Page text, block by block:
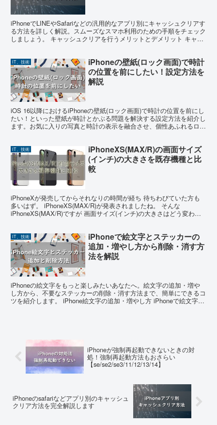
iPhoneでLINEやSafariなどの汎用的なアプリ別にキャッシュクリアす
る方法を詳しく解説。スムーズなスマホ利用のための手順をチェック
しましょう。 キャッシュクリアを行うメリットとデメリット キャッ
IT、技術
iPhoneの壁紙(ロック画面)で時計
の位置を前にしたい！設定方法を
解説
iOS 16以降におけるiPhoneの壁紙(ロック画面)で時計の位置を前にし
たい！といった壁紙が時計とかぶる問題を解決する設定方法を紹介し
ます。お気に入りの写真と時計の表示を融合させ、個性あふれるロッ
IT、技術
iPhoneXS(MAX/R)の画面サイズ
(インチ)の大きさを既存機種と比
較
iPhoneXが発売してからそれなりの時間が経ち 待ちわびていた方も
多いはず。 iPhoneXS(MAX/R)が発表されましたね。 そんな
iPhoneXS(MAX/R)ですが 画面サイズ(インチ)の大きさはどう変わっ
IT、技術
iPhoneで絵文字とステッカーの
追加・増やし方から削除・消す方
法を解説
iPhoneの絵文字をもっと楽しみたいあなたへ。絵文字の追加・増や
し方から、不要なステッカーの削除・消す方法まで、簡単にできるコ
ツを紹介します。 iPhone絵文字の追加・増やし方 iPhoneで絵文字を
iPhoneが強制再起動できないときの対
処！強制再起動方法もおさらい
【se/se2/se3/11/12/13/14】
iPhoneのsafariなどアプリ別のキャッシュ
クリア方法を完全解説します